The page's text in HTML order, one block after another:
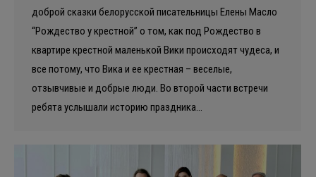
доброй сказки белорусской писательницы Елены Масло
“Рождество у крестной” о том, как под Рождество в
квартире крестной маленькой Вики происходят чудеса, и
все потому, что Вика и ее крестная – веселые,
отзывчивые и добрые люди. Во второй части встречи
ребята услышали историю праздника…